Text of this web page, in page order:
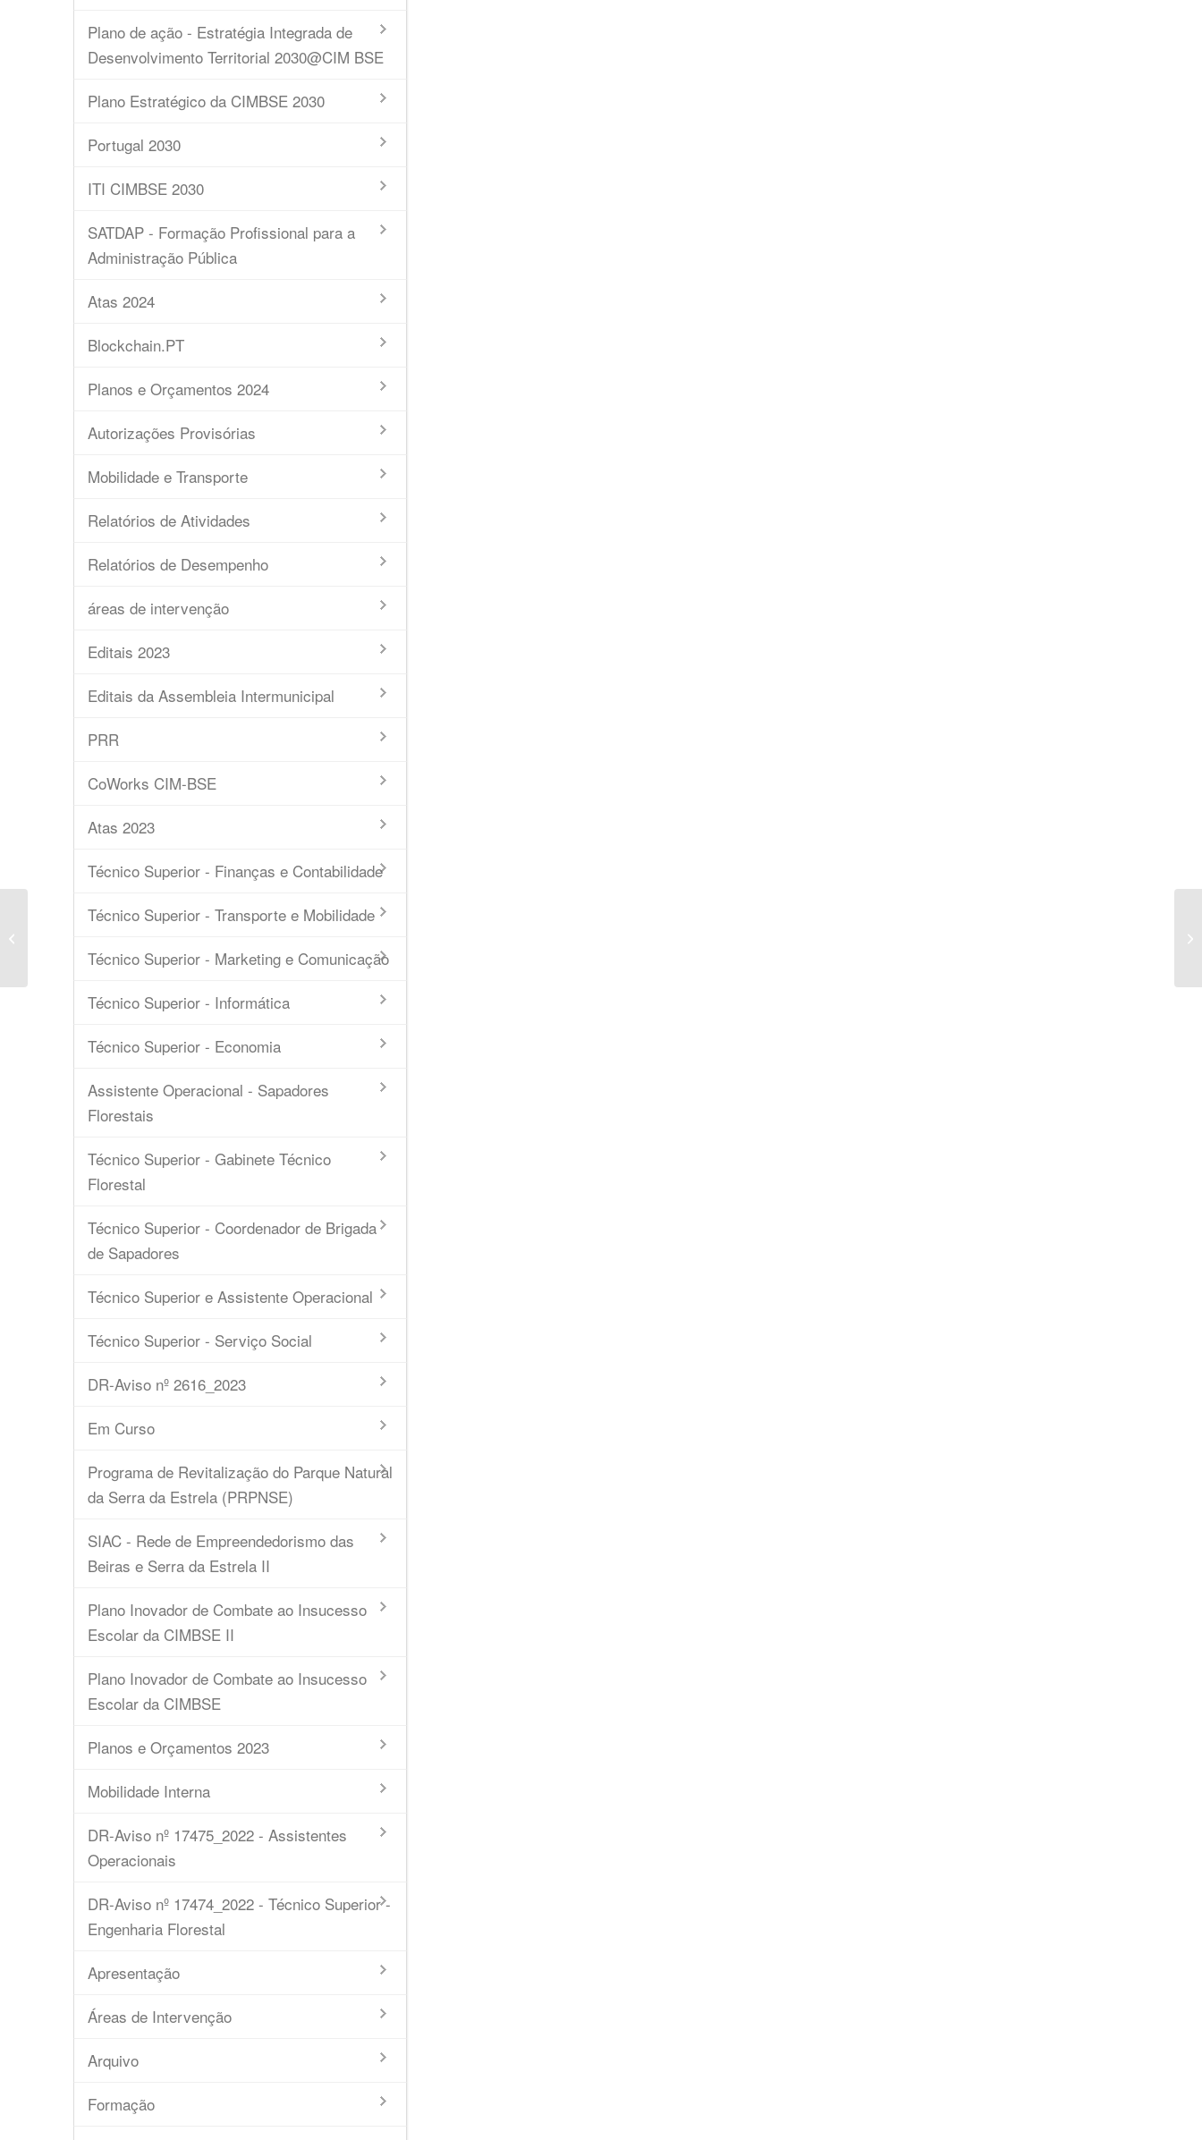
Plano de ação - Estratégia Integrada de
Desenvolvimento Territorial 2030@CIM BSE
Plano Estratégico da CIMBSE 2030
Portugal 2030
ITI CIMBSE 2030
SATDAP - Formação Profissional para a
Administração Pública
Atas 2024
Blockchain.PT
Planos e Orçamentos 2024
Autorizações Provisórias
Mobilidade e Transporte
Relatórios de Atividades
Relatórios de Desempenho
áreas de intervenção
Editais 2023
Editais da Assembleia Intermunicipal
PRR
CoWorks CIM-BSE
Atas 2023
Técnico Superior - Finanças e Contabilidade
Técnico Superior - Transporte e Mobilidade
Técnico Superior - Marketing e Comunicação
Técnico Superior - Informática
Técnico Superior - Economia
Assistente Operacional - Sapadores
Florestais
Técnico Superior - Gabinete Técnico
Florestal
Técnico Superior - Coordenador de Brigada
de Sapadores
Técnico Superior e Assistente Operacional
Técnico Superior - Serviço Social
DR-Aviso nº 2616_2023
Em Curso
Programa de Revitalização do Parque Natural
da Serra da Estrela (PRPNSE)
SIAC - Rede de Empreendedorismo das
Beiras e Serra da Estrela II
Plano Inovador de Combate ao Insucesso
Escolar da CIMBSE II
Plano Inovador de Combate ao Insucesso
Escolar da CIMBSE
Planos e Orçamentos 2023
Mobilidade Interna
DR-Aviso nº 17475_2022 - Assistentes
Operacionais
DR-Aviso nº 17474_2022 - Técnico Superior -
Engenharia Florestal
Apresentação
Áreas de Intervenção
Arquivo
Formação
Listagem dos Resultados – Avaliação